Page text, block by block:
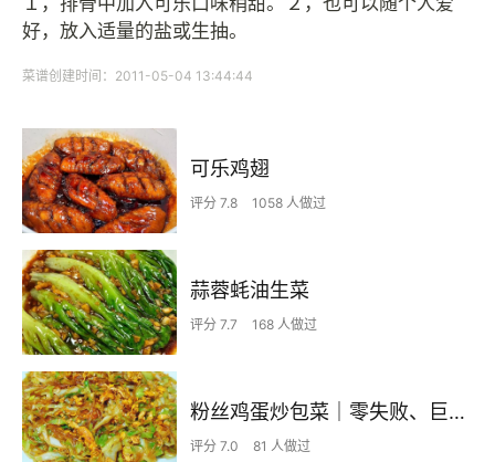
好，放入适量的盐或生抽。
菜谱创建时间：2011-05-04 13:44:44
可乐鸡翅
评分 7.8 1058 人做过
蒜蓉蚝油生菜
评分 7.7 168 人做过
粉丝鸡蛋炒包菜｜零失败、巨下饭
评分 7.0 81 人做过